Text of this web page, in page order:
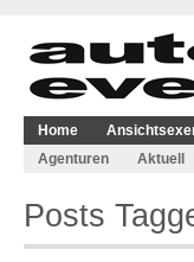
Home
Agenturen
Aktuell
Posts